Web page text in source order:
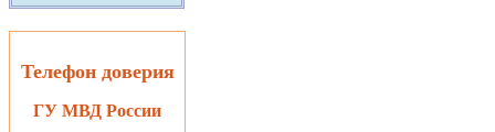
Телефон доверия
ГУ МВД России